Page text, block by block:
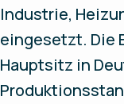
Industrie,
eingesetzt. Die
Hauptsitz in